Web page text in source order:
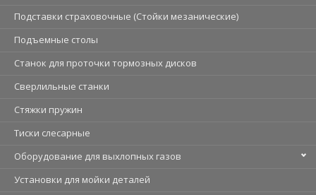
Подставки страховочные (Стойки мезанические)
Подъемные столы
Станок для проточки тормозных дисков
Сверлильные станки
Стяжки пружин
Тиски слесарные
Оборудование для выхлопных газов
Установки для мойки деталей